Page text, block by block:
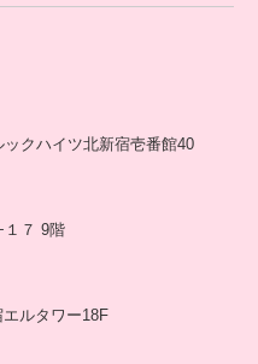
クハイツ北新宿壱番館40
１７ 9階
ルタワー18F